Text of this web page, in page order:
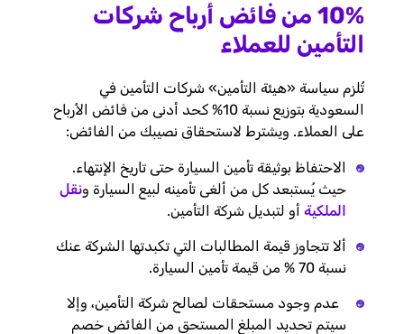
10% من فائض أرباح شركات
التأمين للعملاء
تُلزم سياسة «هيئة التأمين» شركات التأمين في
السعودية بتوزيع نسبة 10% كحد أدنى من فائض الأرباح
على العملاء. ويشترط لاستحقاق نصيبك من الفائض:
الاحتفاظ بوثيقة تأمين السيارة حتى تاريخ الإنتهاء.
حيث يُستبعد كل من ألغى تأمينه لبيع السيارة ونقل
الملكية أو لتبديل شركة التأمين.
ألا تتجاوز قيمة المطالبات التي تكبدتها الشركة عنك
نسبة 70 % من قيمة تأمين السيارة.
عدم وجود مستحقات لصالح شركة التأمين، وإلا
سيتم تحديد المبلغ المستحق من الفائض خصم